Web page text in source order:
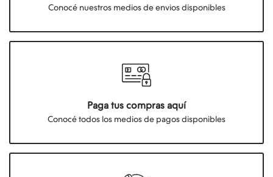
Conocé nuestros medios de envios disponibles
Paga tus compras aquí
Conocé todos los medios de pagos disponibles